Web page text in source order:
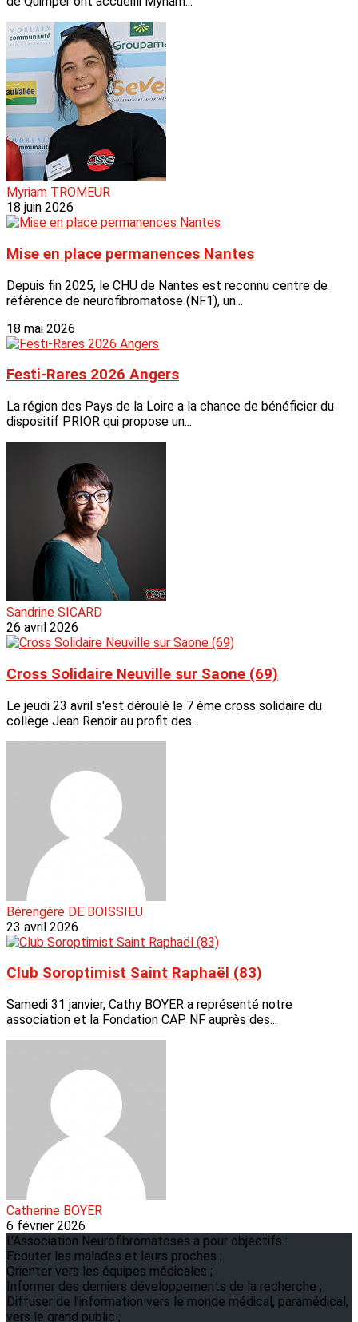
Myriam TROMEUR
18 juin 2026
Mise en place permanences Nantes
Depuis fin 2025, le CHU de Nantes est reconnu centre de
référence de neurofibromatose (NF1), un...
18 mai 2026
Festi-Rares 2026 Angers
La région des Pays de la Loire a la chance de bénéficier du
dispositif PRIOR qui propose un...
Sandrine SICARD
26 avril 2026
Cross Solidaire Neuville sur Saone (69)
Le jeudi 23 avril s'est déroulé le 7 ème cross solidaire du
collège Jean Renoir au profit des...
Bérengère DE BOISSIEU
23 avril 2026
Club Soroptimist Saint Raphaël (83)
Samedi 31 janvier, Cathy BOYER a représenté notre
association et la Fondation CAP NF auprès des...
Catherine BOYER
6 février 2026
L'Association Neurofibromatoses a pour objectifs :
Ecouter les malades et leurs proches ;
Orienter vers les équipes médicales ;
Informer des derniers développements de la recherche ;
Diffuser de l’information vers le monde médical, paramédical,
vers le grand public ;